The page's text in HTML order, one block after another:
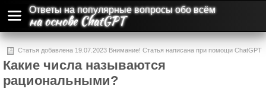
Ответы на популярные вопросы обо всём
на основе ChatGPT
Статья добавлена 19.07.2023 Внимание! Статья написана при помощи ChatGPT
и может содержать ошибки и неточности.
Какие числа называются
рациональными?